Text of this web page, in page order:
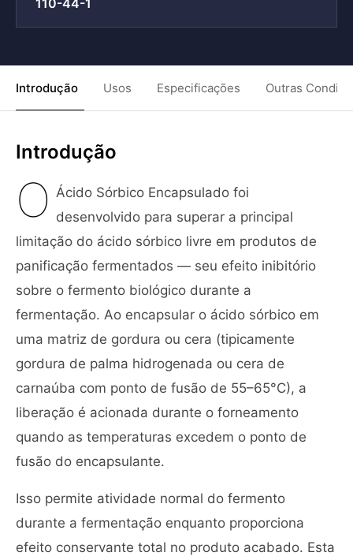
110-44-1
Introdução Usos Especificações Outras
Introdução
O Ácido Sórbico Encapsulado foi
desenvolvido para superar a principal
limitação do ácido sórbico livre em produtos de
panificação fermentados — seu efeito inibitório
sobre o fermento biológico durante a
fermentação. Ao encapsular o ácido sórbico em
uma matriz de gordura ou cera (tipicamente
gordura de palma hidrogenada ou cera de
carnaúba com ponto de fusão de 55–65°C), a
liberação é acionada durante o forneamento
quando as temperaturas excedem o ponto de
fusão do encapsulante.
Isso permite atividade normal do fermento
durante a fermentação enquanto proporciona
efeito conservante total no produto acabado. Esta